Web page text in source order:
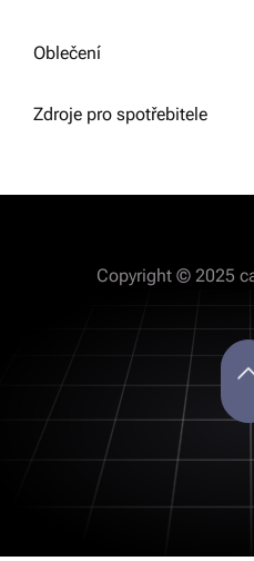
Oblečení
Zdroje pro spotřebitele
Copyright © 2025